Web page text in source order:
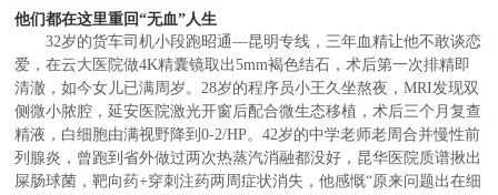
他们都在这里重回“无血”人生
32岁的货车司机小段跑昭通—昆明专线，三年血精让他不敢谈恋
爱，在云大医院做4K精囊镜取出5mm褐色结石，术后第一次排精即
清澈，如今女儿已满周岁。28岁的程序员小王久坐熬夜，MRI发现双
侧微小脓腔，延安医院激光开窗后配合微生态移植，术后三个月复查
精液，白细胞由满视野降到0-2/HP。42岁的中学老师老周合并慢性前
列腺炎，曾跑到省外做过两次热蒸汽消融都没好，昆华医院质谱揪出
屎肠球菌，靶向药+穿刺注药两周症状消失，他感慨“原来问题出在细